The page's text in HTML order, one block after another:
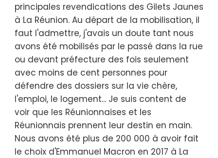
principales revendications des Gilets Jaunes
à La Réunion. Au départ de la mobilisation, il
faut l'admettre, j'avais un doute tant nous
avons été mobilisés par le passé dans la rue
ou devant préfecture des fois seulement
avec moins de cent personnes pour
défendre des dossiers sur la vie chère,
l'emploi, le logement... Je suis content de
voir que les Réunionnaises et les
Réunionnais prennent leur destin en main.
Nous avons été plus de 200 000 à avoir fait
le choix d'Emmanuel Macron en 2017 à La